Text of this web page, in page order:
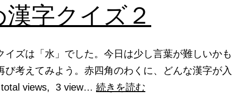
漢字クイズ２
イズは「水」でした。今日は少し言葉が難しいかも
び考えてみよう。赤四角のわくに、どんな漢字が入
views, 3 view… 続きを読む